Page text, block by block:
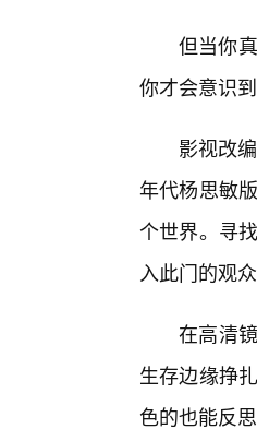
但当你
你才会意识
影视改
年代杨思敏
个世界。寻
入此门的观
在高清
生存边缘挣
色的也能反